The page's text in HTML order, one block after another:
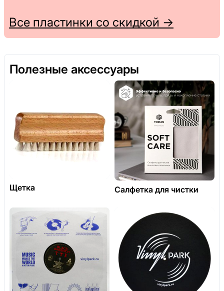
Все пластинки со скидкой →
Полезные аксессуары
Щетка Салфетка для чистки